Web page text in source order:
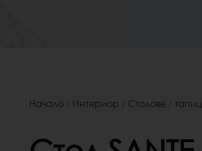
Начало / Интериор / Столове /